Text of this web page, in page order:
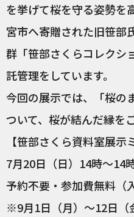
を挙げて桜を守る姿勢を
宮市へ寄贈された旧笹部
群「笹部さくらコレクシ
託管理をしています。
今回の展示では、「桜の
ついて、桜が結んだ縁を
【笹部さくら資料室展示
7月20日（日）14時～14
予約不要・参加費無料（
※9月1日（月）～12日（